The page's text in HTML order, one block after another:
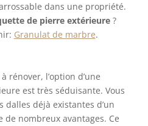
dans une propriété.
de pierre extérieure ?
Granulat de marbre.
rénover, l’option d’une
est très séduisante. Vous
déjà existantes d’un
nombreux avantages. Ce